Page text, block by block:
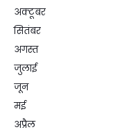
अक्टूबर
सितंबर
अगस्त
जुलाई
जून
मई
अप्रैल